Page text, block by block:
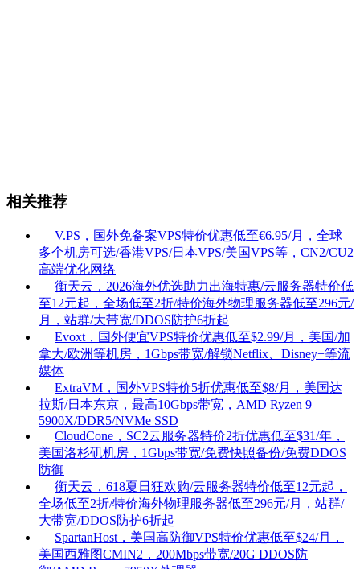
相关推荐
V.PS，国外免备案VPS特价优惠低至€6.95/月，全球
多个机房可选/香港VPS/日本VPS/美国VPS等，CN2/CU2
高端优化网络
衡天云，2026海外优选助力出海特惠/云服务器特价低
至12元起，全场低至2折/特价海外物理服务器低至296元/
月，站群/大带宽/DDOS防护6折起
Evoxt，国外便宜VPS特价优惠低至$2.99/月，美国/加
拿大/欧洲等机房，1Gbps带宽/解锁Netflix、Disney+等流
媒体
ExtraVM，国外VPS特价5折优惠低至$8/月，美国达
拉斯/日本东京，最高10Gbps带宽，AMD Ryzen 9
5900X/DDR5/NVMe SSD
CloudCone，SC2云服务器特价2折优惠低至$31/年，
美国洛杉矶机房，1Gbps带宽/免费快照备份/免费DDOS
防御
衡天云，618夏日狂欢购/云服务器特价低至12元起，
全场低至2折/特价海外物理服务器低至296元/月，站群/
大带宽/DDOS防护6折起
SpartanHost，美国高防御VPS特价优惠低至$24/月，
美国西雅图CMIN2，200Mbps带宽/20G DDOS防